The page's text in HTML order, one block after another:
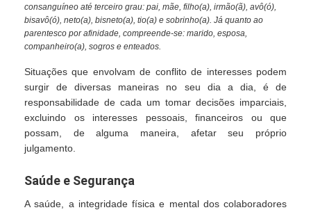
consanguíneo até terceiro grau: pai, mãe, filho(a), irmão(ã), avô(ó),
bisavô(ó), neto(a), bisneto(a), tio(a) e sobrinho(a). Já quanto ao
parentesco por afinidade, compreende-se: marido, esposa,
companheiro(a), sogros e enteados.
Situações que envolvam de conflito de interesses podem
surgir de diversas maneiras no seu dia a dia, é de
responsabilidade de cada um tomar decisões imparciais,
excluindo os interesses pessoais, financeiros ou que
possam, de alguma maneira, afetar seu próprio
julgamento.
Saúde e Segurança
A saúde, a integridade física e mental dos colaboradores